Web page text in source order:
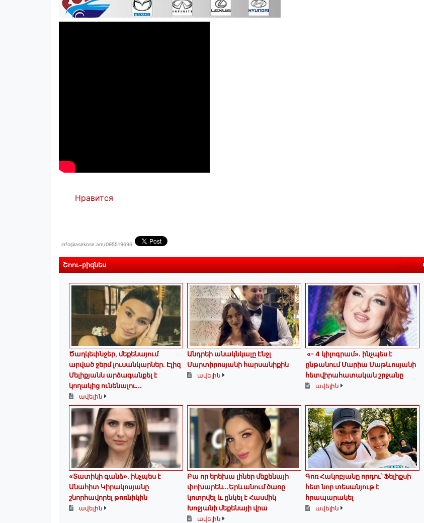
Нравится
info@asekose.am/095519696
Շոու-բիզնես ավելին
Ծաղկեփնջեր, մեքենայում
արված ջերմ լուսանկարներ. Էլիզ
Մելիքյանն արձագանքել է
կողակից ունենալու...
ավելին
Անդրեի անակնկալը Էնջլ
Մարտիրոսյանի հարսանիքին
ավելին
«- 4 կիլոգրամ». ինչպես է
ընթանում Մարիա Մաթևոսյանի
հետվիրահատական շրջանը
ավելին
«Տատիկի գանձ». ինչպես է
Անահիտ Կիրակոսյանը
շնորհավորել թոռնիկին
ավելին
Բա որ երեխա լիներ մեքենայի
փոխարեն...Երևանում ծառը
կոտրվել և ընկել է Հասմիկ
Խոջյանի մեքենայի վրա
ավելին
Գոռ Հակոբյանը որդու՝ Ֆելիքսի
հետ նոր տեսանյութ է
հրապարակել
ավելին